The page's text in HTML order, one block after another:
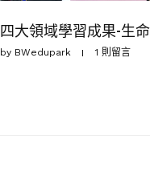
四大領域學習成果-生
by BWedupark 1 則留言